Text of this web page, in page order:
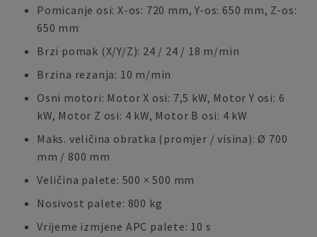
Pomicanje osi: X-os: 720 mm, Y-os: 650 mm, Z-os:
650 mm
Brzi pomak (X/Y/Z): 24 / 24 / 18 m/min
Brzina rezanja: 10 m/min
Osni motori: Motor X osi: 7,5 kW, Motor Y osi: 6
kW, Motor Z osi: 4 kW, Motor B osi: 4 kW
Maks. veličina obratka (promjer / visina): Ø 700
mm / 800 mm
Veličina palete: 500 × 500 mm
Nosivost palete: 800 kg
Vrijeme izmjene APC palete: 10 s